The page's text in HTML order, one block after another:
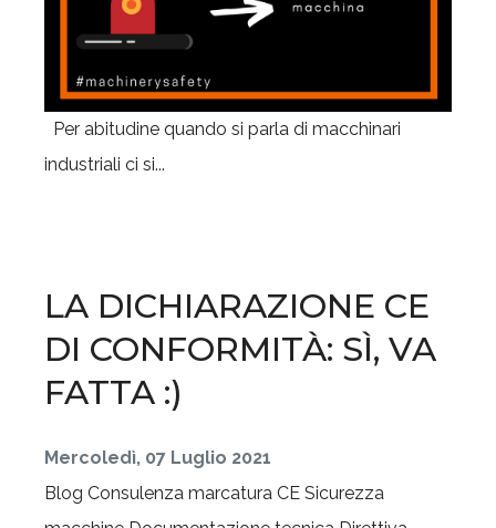
Per abitudine quando si parla di macchinari
industriali ci si...
LA DICHIARAZIONE CE
DI CONFORMITÀ: SÌ, VA
FATTA :)
Mercoledì, 07 Luglio 2021
Blog Consulenza marcatura CE Sicurezza